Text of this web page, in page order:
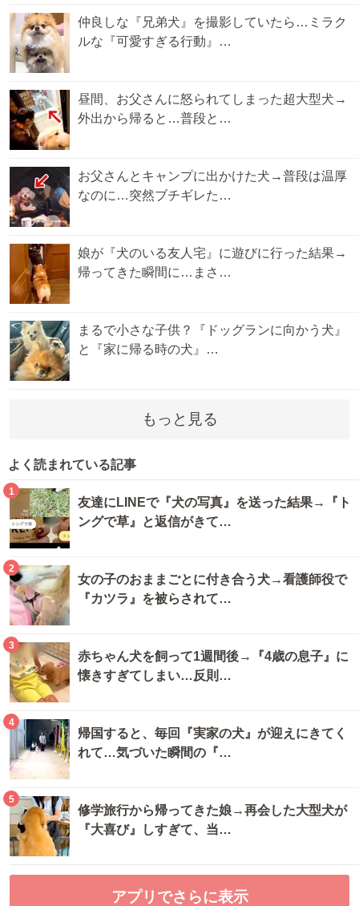
仲良しな『兄弟犬』を撮影していたら…ミラク
ルな『可愛すぎる行動』…
昼間、お父さんに怒られてしまった超大型犬→
外出から帰ると…普段と…
お父さんとキャンプに出かけた犬→普段は温厚
なのに…突然ブチギレた…
娘が『犬のいる友人宅』に遊びに行った結果→
帰ってきた瞬間に…まさ…
まるで小さな子供？『ドッグランに向かう犬』
と『家に帰る時の犬』…
もっと見る
よく読まれている記事
1
友達にLINEで『犬の写真』を送った結果→『ト
ングで草』と返信がきて…
2
女の子のおままごとに付き合う犬→看護師役で
『カツラ』を被らされて…
3
赤ちゃん犬を飼って1週間後→『4歳の息子』に
懐きすぎてしまい…反則…
4
帰国すると、毎回『実家の犬』が迎えにきてく
れて…気づいた瞬間の『…
5
修学旅行から帰ってきた娘→再会した大型犬が
『大喜び』しすぎて、当…
アプリでさらに表示